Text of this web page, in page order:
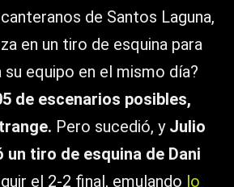
de Santos Laguna,
en un tiro de esquina para
equipo en el mismo día?
de escenarios posibles,
Pero sucedió, y Julio
un tiro de esquina de Dani
el 2-2 final, emulando lo